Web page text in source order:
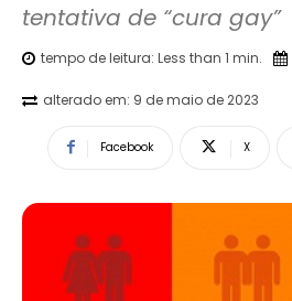
tentativa de “cura gay”
tempo de leitura: Less than 1 min.
alterado em: 9 de maio de 2023
Facebook X